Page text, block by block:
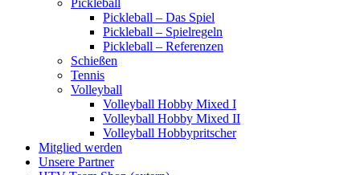
Pickleball
Pickleball – Das Spiel
Pickleball – Spielregeln
Pickleball – Referenzen
Schießen
Tennis
Volleyball
Volleyball Hobby Mixed I
Volleyball Hobby Mixed II
Volleyball Hobbypritscher
Mitglied werden
Unsere Partner